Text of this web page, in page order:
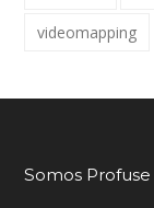
videomapping
Somos Profuse